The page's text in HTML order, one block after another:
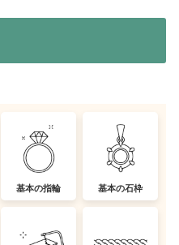
基本の指輪 基本の石枠